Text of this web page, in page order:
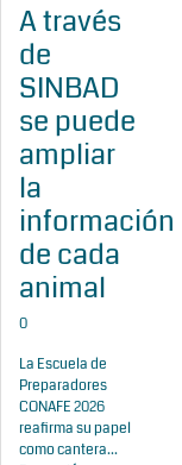
A través
de
SINBAD
se puede
ampliar
la
información
de cada
animal
0
La Escuela de
Preparadores
CONAFE 2026
reafirma su papel
como cantera...